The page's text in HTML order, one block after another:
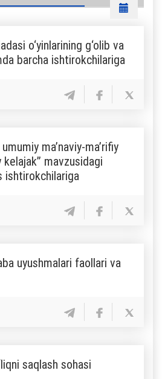
o‘yinlarining g‘olib va
barcha ishtirokchilariga
ma’naviy-ma’rifiy
mavzusidagi
ishtirokchilariga
uyushmalari faollari va
saqlash sohasi